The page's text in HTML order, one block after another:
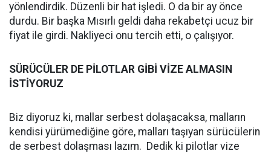
yönlendirdik. Düzenli bir hat işledi. O da bir ay önce
durdu. Bir başka Mısırlı geldi daha rekabetçi ucuz bir
fiyat ile girdi. Nakliyeci onu tercih etti, o çalışıyor.
SÜRÜCÜLER DE PİLOTLAR GİBİ VİZE ALMASIN
İSTİYORUZ
Biz diyoruz ki, mallar serbest dolaşacaksa, malların
kendisi yürümediğine göre, malları taşıyan sürücülerin
de serbest dolaşması lazım. Dedik ki pilotlar vize